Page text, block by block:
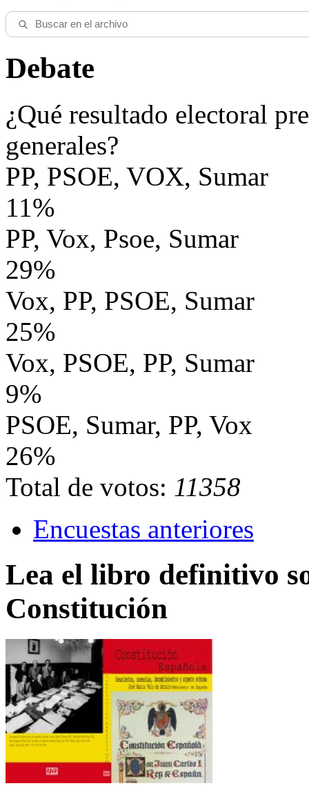
Debate
¿Qué resultado electoral
generales?
PP, PSOE, VOX, Sumar
11%
PP, Vox, Psoe, Sumar
29%
Vox, PP, PSOE, Sumar
25%
Vox, PSOE, PP, Sumar
9%
PSOE, Sumar, PP, Vox
26%
Total de votos: 11358
Encuestas anteriores
Lea el libro definitivo
Constitución